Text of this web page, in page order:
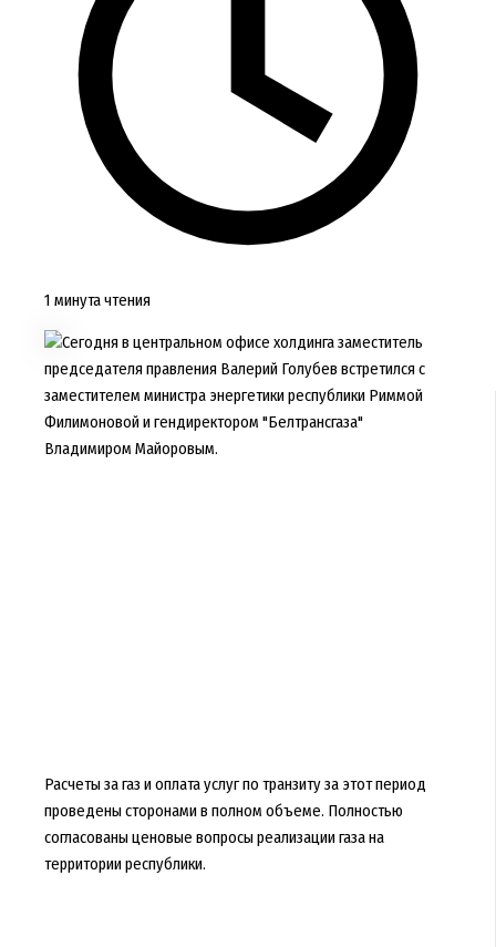
1 минута чтения
Сегодня в центральном офисе холдинга заместитель
председателя правления Валерий Голубев встретился с
заместителем министра энергетики республики Риммой
Филимоновой и гендиректором "Белтрансгаза"
Владимиром Майоровым.
Расчеты за газ и оплата услуг по транзиту за этот период
проведены сторонами в полном объеме. Полностью
согласованы ценовые вопросы реализации газа на
территории республики.